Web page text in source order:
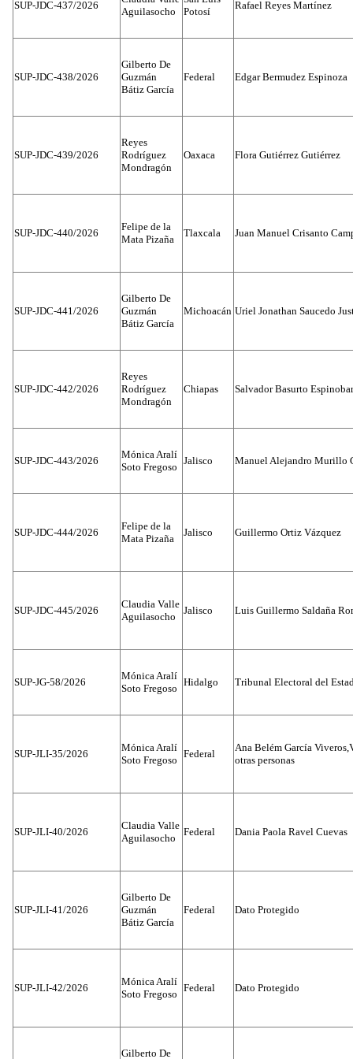
SUP-JDC-437/2026
Aguilasocho
Potosí
Rafael Reyes Martínez
SUP-JDC-438/2026
Gilberto De
Guzmán
Bátiz García
Federal Edgar Bermudez Espinoza
SUP-JDC-439/2026
Reyes
Rodríguez
Mondragón
Oaxaca Flora Gutiérrez Gutiérrez
SUP-JDC-440/2026
Felipe de la
Mata Pizaña
Tlaxcala Juan Manuel Crisanto
SUP-JDC-441/2026
Gilberto De
Guzmán
Bátiz García
Michoacán Uriel Jonathan Saucedo
SUP-JDC-442/2026
Reyes
Rodríguez
Mondragón
Chiapas Salvador Basurto
SUP-JDC-443/2026
Mónica Aralí
Soto Fregoso
Jalisco Manuel Alejandro Murillo
SUP-JDC-444/2026
Felipe de la
Mata Pizaña
Jalisco Guillermo Ortiz Vázquez
SUP-JDC-445/2026
Claudia Valle
Aguilasocho
Jalisco Luis Guillermo Saldaña
SUP-JG-58/2026
Mónica Aralí
Soto Fregoso
Hidalgo Tribunal Electoral del
SUP-JLI-35/2026
Mónica Aralí
Soto Fregoso
Federal
Ana Belém García
otras personas
SUP-JLI-40/2026
Claudia Valle
Aguilasocho
Federal Dania Paola Ravel Cuevas
SUP-JLI-41/2026
Gilberto De
Guzmán
Bátiz García
Federal Dato Protegido
SUP-JLI-42/2026
Mónica Aralí
Soto Fregoso
Federal Dato Protegido
Gilberto De